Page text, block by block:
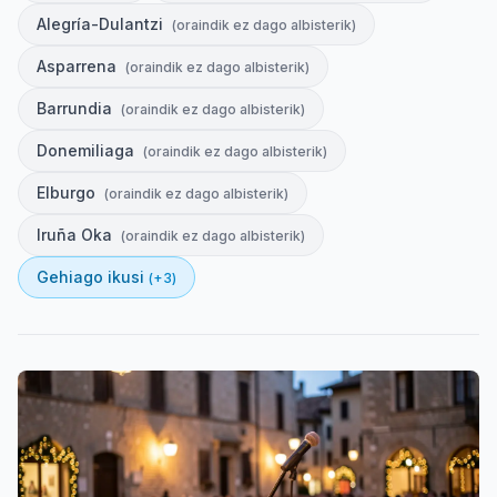
Alegría-Dulantzi (oraindik ez dago albisterik)
Asparrena (oraindik ez dago albisterik)
Barrundia (oraindik ez dago albisterik)
Donemiliaga (oraindik ez dago albisterik)
Elburgo (oraindik ez dago albisterik)
Iruña Oka (oraindik ez dago albisterik)
Gehiago ikusi (+3)